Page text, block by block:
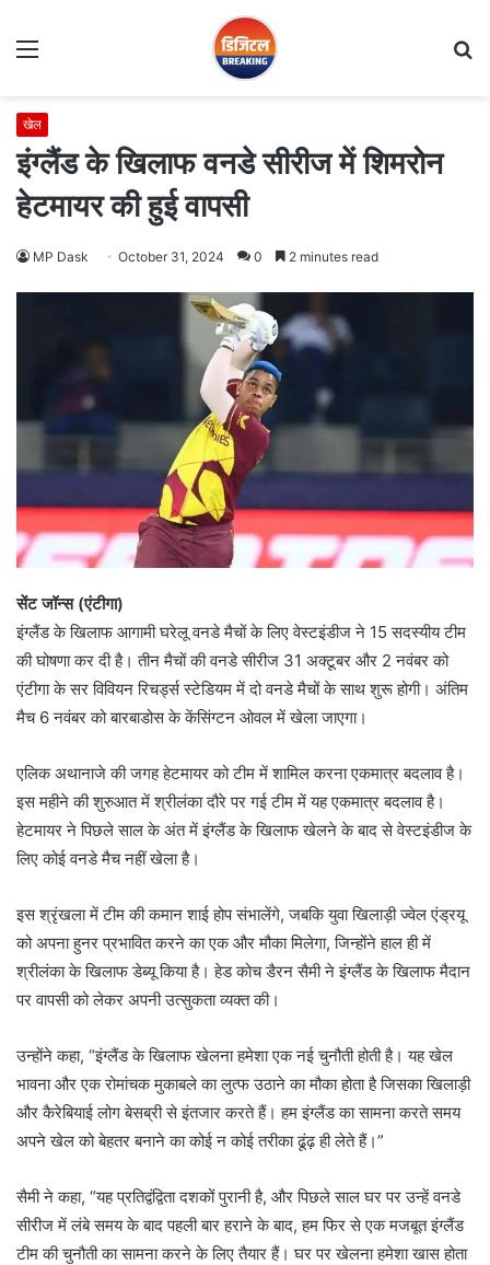
Menu
खेल
इंग्लैंड के खिलाफ वनडे सीरीज में शिमरोन
हेटमायर की हुई वापसी
MP Dask October 31, 2024 0 2 minutes read
सेंट जॉन्स (एंटीगा)
इंग्लैंड के खिलाफ आगामी घरेलू वनडे मैचों के लिए वेस्टइंडीज ने 15 सदस्यीय टीम
की घोषणा कर दी है। तीन मैचों की वनडे सीरीज 31 अक्टूबर और 2 नवंबर को
एंटीगा के सर विवियन रिचर्ड्स स्टेडियम में दो वनडे मैचों के साथ शुरू होगी। अंतिम
मैच 6 नवंबर को बारबाडोस के केंसिंग्टन ओवल में खेला जाएगा।
एलिक अथानाजे की जगह हेटमायर को टीम में शामिल करना एकमात्र बदलाव है।
इस महीने की शुरुआत में श्रीलंका दौरे पर गई टीम में यह एकमात्र बदलाव है।
हेटमायर ने पिछले साल के अंत में इंग्लैंड के खिलाफ खेलने के बाद से वेस्टइंडीज के
लिए कोई वनडे मैच नहीं खेला है।
इस श्रृंखला में टीम की कमान शाई होप संभालेंगे, जबकि युवा खिलाड़ी ज्वेल एंड्रयू
को अपना हुनर प्रभावित करने का एक और मौका मिलेगा, जिन्होंने हाल ही में
श्रीलंका के खिलाफ डेब्यू किया है। हेड कोच डैरन सैमी ने इंग्लैंड के खिलाफ मैदान
पर वापसी को लेकर अपनी उत्सुकता व्यक्त की।
उन्होंने कहा, “इंग्लैंड के खिलाफ खेलना हमेशा एक नई चुनौती होती है। यह खेल
भावना और एक रोमांचक मुकाबले का लुत्फ उठाने का मौका होता है जिसका खिलाड़ी
और कैरेबियाई लोग बेसब्री से इंतजार करते हैं। हम इंग्लैंड का सामना करते समय
अपने खेल को बेहतर बनाने का कोई न कोई तरीका ढूंढ़ ही लेते हैं।”
सैमी ने कहा, “यह प्रतिद्वंद्विता दशकों पुरानी है, और पिछले साल घर पर उन्हें वनडे
सीरीज में लंबे समय के बाद पहली बार हराने के बाद, हम फिर से एक मजबूत इंग्लैंड
टीम की चुनौती का सामना करने के लिए तैयार हैं। घर पर खेलना हमेशा खास होता